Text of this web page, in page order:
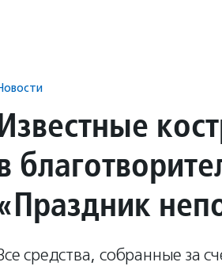
средства, собранные за